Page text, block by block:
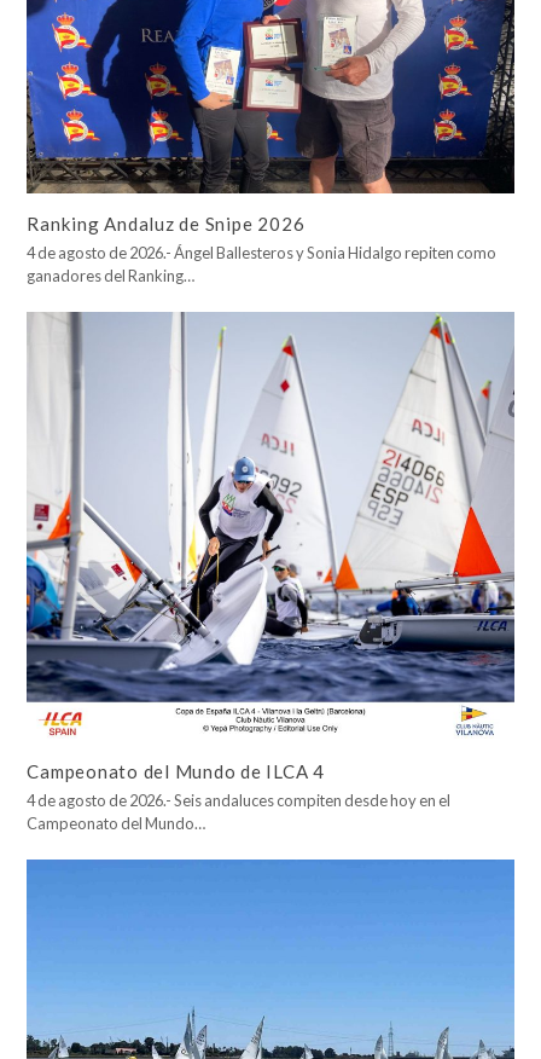
Ranking Andaluz de Snipe 2026
4 de agosto de 2026.- Ángel Ballesteros y Sonia Hidalgo repiten como
ganadores del Ranking…
Campeonato del Mundo de ILCA 4
4 de agosto de 2026.- Seis andaluces compiten desde hoy en el
Campeonato del Mundo…